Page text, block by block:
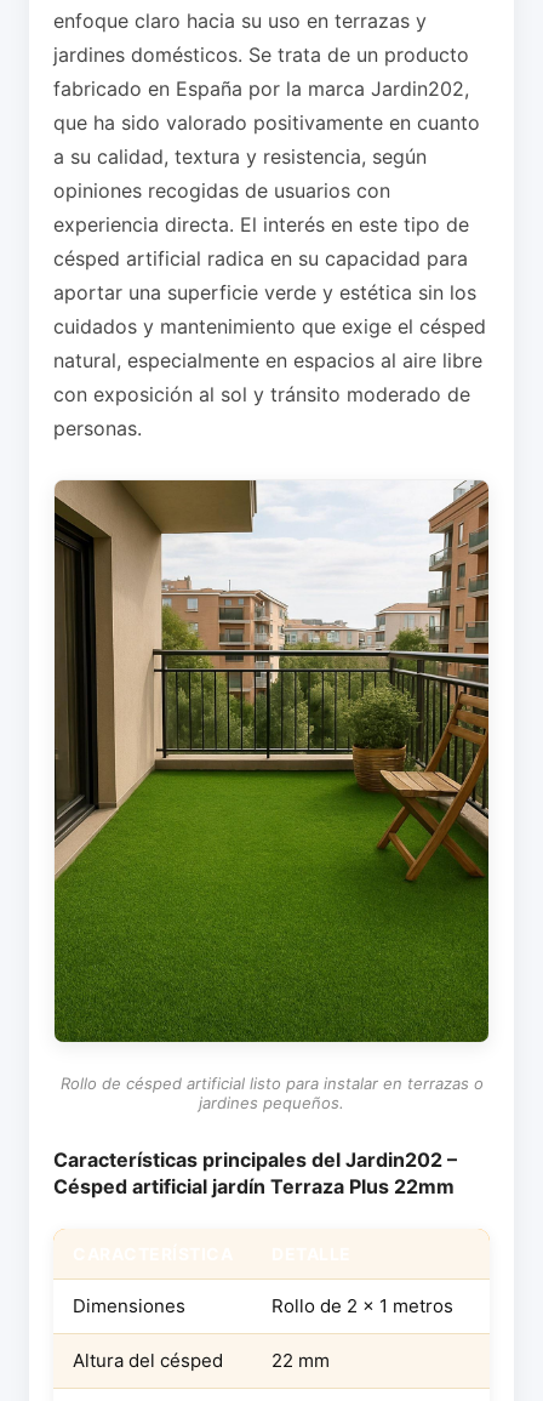
enfoque claro hacia su uso en terrazas y
jardines domésticos. Se trata de un producto
fabricado en España por la marca Jardin202,
que ha sido valorado positivamente en cuanto
a su calidad, textura y resistencia, según
opiniones recogidas de usuarios con
experiencia directa. El interés en este tipo de
césped artificial radica en su capacidad para
aportar una superficie verde y estética sin los
cuidados y mantenimiento que exige el césped
natural, especialmente en espacios al aire libre
con exposición al sol y tránsito moderado de
personas.
Rollo de césped artificial listo para instalar en terrazas o
jardines pequeños.
Características principales del Jardin202 –
Césped artificial jardín Terraza Plus 22mm
Dimensiones Rollo de 2 x 1 metros
Altura del césped 22 mm